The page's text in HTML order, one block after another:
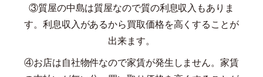
③質屋の中島は質屋なので質の利息収入もありま
す。利息収入があるから買取価格を高くすることが
出来ます。
④お店は自社物件なので家賃が発生しません。家賃